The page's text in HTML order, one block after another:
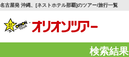
名古屋発 沖縄、[ネストホテル那覇]のツアー/旅行一覧
検索結果